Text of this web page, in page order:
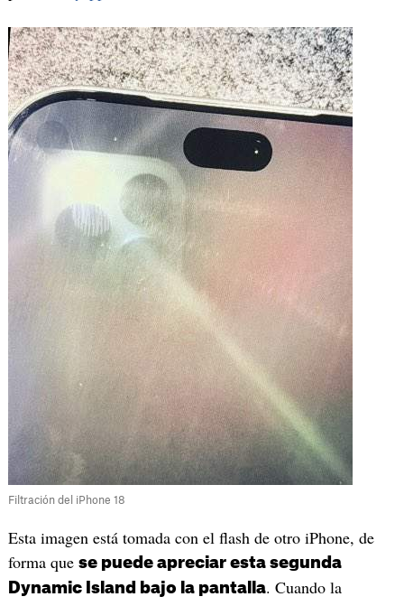
Filtración del iPhone 18
Esta imagen está tomada con el flash de otro iPhone, de
forma que se puede apreciar esta segunda
Dynamic Island bajo la pantalla. Cuando la